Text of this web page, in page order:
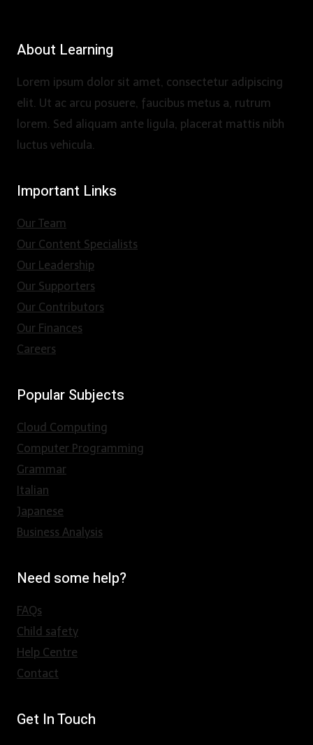
About Learning
Lorem ipsum dolor sit amet, consectetur adipiscing
elit. Ut ac arcu posuere, faucibus metus a, rutrum
lorem. Sed aliquam ante ligula, placerat mattis nibh
luctus vehicula.
Important Links
Our Team
Our Content Specialists
Our Leadership
Our Supporters
Our Contributors
Our Finances
Careers
Popular Subjects
Cloud Computing
Computer Programming
Grammar
Italian
Japanese
Business Analysis
Need some help?
FAQs
Child safety
Help Centre
Contact
Get In Touch